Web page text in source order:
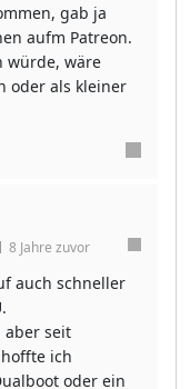
gab ja
aufm Patreon.
würde, wäre
oder als kleiner
8 Jahre zuvor
auch schneller
aber seit
ich
oder ein